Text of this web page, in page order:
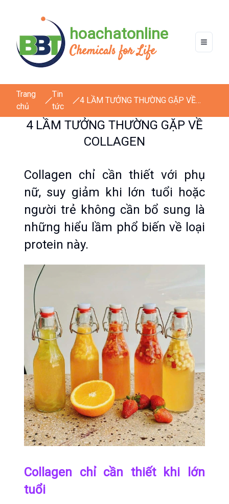
hoachatonline
Chemicals for Life
Trang
chủ
Tin
tức
4 LẦM TƯỞNG THƯỜNG GẶP VỀ
4 LẦM TƯỞNG THƯỜNG GẶP VỀ
COLLAGEN
Collagen chỉ cần thiết với phụ
nữ, suy giảm khi lớn tuổi hoặc
người trẻ không cần bổ sung là
những hiểu lầm phổ biến về loại
protein này.
Collagen chỉ cần thiết khi lớn
tuổi